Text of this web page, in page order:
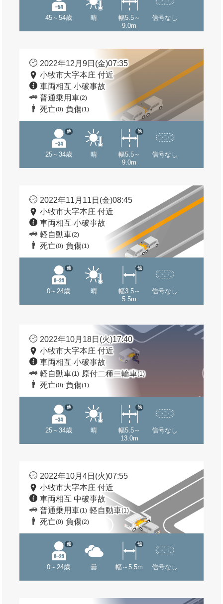
45～54歳 晴
幅5.5～
9.0m
信号なし
2022年12月9日(金)07:35
小牧市大字本庄 付近
車両相互 小破事故
普通乗用車(2)
死亡(0) 負傷(1)
25～34歳
他
晴
幅5.5～
9.0m
他
信号なし
2022年11月11日(金)08:45
小牧市大字本庄 付近
車両相互 小破事故
軽自動車(2)
死亡(0) 負傷(1)
0～24歳
他
晴
幅3.5～
5.5m
他
信号なし
2022年10月18日(火)17:40
小牧市大字本庄 付近
車両相互 小破事故
軽自動車(1) 原付二種二輪車(1)
死亡(0) 負傷(1)
25～34歳
他
晴
幅5.5～
13.0m
他
信号なし
2022年10月4日(火)07:55
小牧市大字本庄 付近
車両相互 中破事故
普通乗用車(1) 軽自動車(1)
死亡(0) 負傷(2)
0～24歳
他
曇 幅～5.5m
他
信号なし